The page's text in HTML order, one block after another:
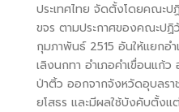
ประเทศไทย จัดตั้งโดยคณะ
ขจร ตามประกาศของคณะป
กุมภาพันธ์ 2515 อันให้แยกอำ
เลิงนกทา อำเภอคำเขื่อนแก้ว
ป่าติ้ว ออกจากจังหวัดอุบลร
ยโสธร และมีผลใช้บังคับตั้งแ